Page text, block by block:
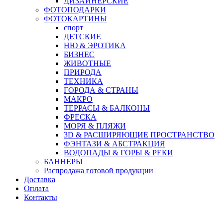
ФОТОПОДАРКИ
ФОТОКАРТИНЫ
спорт
ДЕТСКИЕ
НЮ & ЭРОТИКА
БИЗНЕС
ЖИВОТНЫЕ
ПРИРОДА
ТЕХНИКА
ГОРОДА & СТРАНЫ
МАКРО
ТЕРРАСЫ & БАЛКОНЫ
ФРЕСКА
МОРЯ & ПЛЯЖИ
3D & РАСШИРЯЮЩИЕ ПРОСТРАНСТВО
ФЭНТАЗИ & АБСТРАКЦИЯ
ВОДОПАДЫ & ГОРЫ & РЕКИ
БАННЕРЫ
Распродажа готовой продукции
Доставка
Оплата
Контакты